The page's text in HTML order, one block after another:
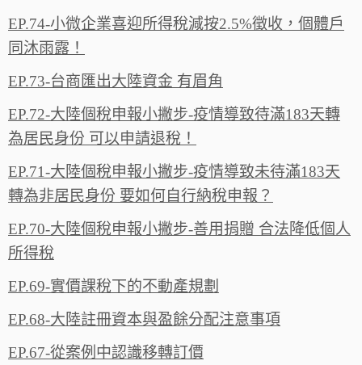
EP.74-小微企業喜迎所得稅減按2.5%徵收，個體戶
同沐雨露‪！‬
EP.73-台商匯出大陸資金 有眉角
EP.72-大陸個稅申報小撇步-疫情導致待滿183天轉
為居民身份 可以申請退稅！
EP.71-大陸個稅申報小撇步-疫情導致未待滿183天
轉為非居民身份 要如何自行納稅申報？
EP.70-大陸個稅申報小撇步-善用捐贈 合法降低個人
所得稅
EP.69-實價課稅下的不動產規劃
EP.68-大陸註冊資本與盈餘分配注意事項
EP.67-從案例中認識移轉訂價